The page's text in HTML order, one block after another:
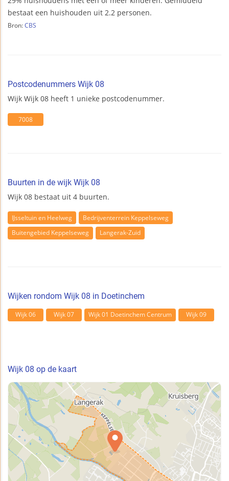
bestaat een huishouden uit 2.2 personen.
Bron: CBS
Postcodenummers Wijk 08
Wijk Wijk 08 heeft 1 unieke postcodenummer.
7008
Buurten in de wijk Wijk 08
Wijk 08 bestaat uit 4 buurten.
IJsseltuin en Heelweg
Bedrijventerrein Keppelseweg
Buitengebied Keppelseweg
Langerak-Zuid
Wijken rondom Wijk 08 in Doetinchem
Wijk 06 Wijk 07 Wijk 01 Doetinchem Centrum Wijk 09
Wijk 08 op de kaart